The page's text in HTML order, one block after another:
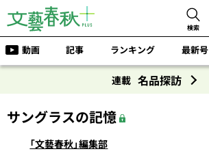
検索
動画 記事 ランキング 最新号
連載 名品探訪
サングラスの記憶
「文藝春秋」編集部